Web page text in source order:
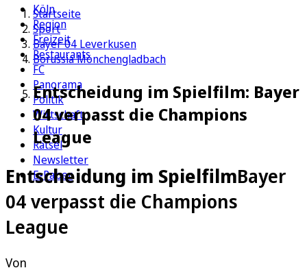
Köln
Region
Freizeit
Restaurants
FC
Panorama
Politik
Wirtschaft
Kultur
Rätsel
Newsletter
E-Paper
Startseite
Sport
Bayer 04 Leverkusen
Borussia Mönchengladbach
Entscheidung im Spielfilm: Bayer
04 verpasst die Champions
League
Entscheidung im SpielfilmBayer
04 verpasst die Champions
League
Von